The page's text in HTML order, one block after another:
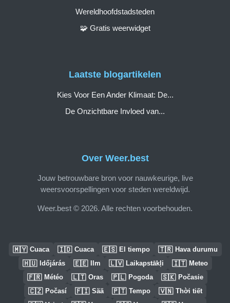
Over Weer.best
Jouw betrouwbare bron voor nauwkeurige, live
weersvoorspellingen voor steden wereldwijd.
Weer.best © 2026. Alle rechten voorbehouden.
Wereldhoofdstadsteden
🧩 Gratis weerwidget
Laatste blogartikelen
Kies Voor Een Ander Klimaat: De...
De Onzichtbare Invloed van...
🇲🇾 Cuaca 🇮🇩 Cuaca 🇪🇸 El tiempo 🇹🇷 Hava durumu
🇭🇺 Időjárás 🇪🇪 Ilm 🇱🇻 Laikapstākļi 🇮🇹 Meteo
🇫🇷 Météo 🇱🇹 Oras 🇵🇱 Pogoda 🇸🇰 Počasie
🇨🇿 Počasí 🇫🇮 Sää 🇵🇹 Tempo 🇻🇳 Thời tiết